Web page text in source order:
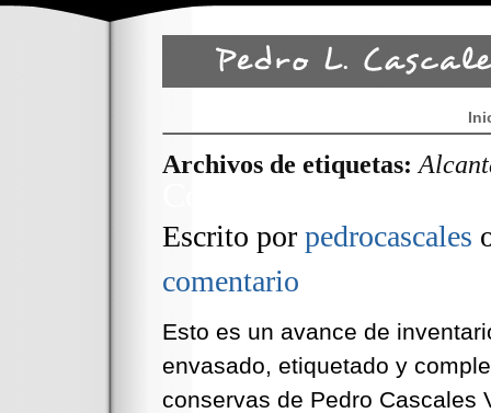
Archivos de etiquetas:
Escrito por pedrocascales
comentario
Esto es un avance de
envasado, etiquetado y
conservas de Pedro Cascales